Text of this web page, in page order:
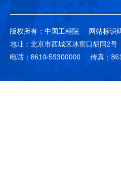
版权所有：中国工程院 网站标识
地址：北京市西城区冰窖口胡同2号
电话：8610-59300000
传真：